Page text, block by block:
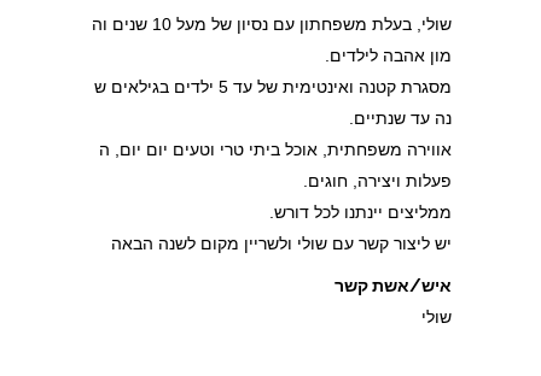
שולי, בעלת משפחתון עם נסיון של מעל 10 שנים וה
מון אהבה לילדים.
מסגרת קטנה ואינטימית של עד 5 ילדים בגילאים ש
נה עד שנתיים.
אווירה משפחתית, אוכל ביתי טרי וטעים יום יום, ה
פעלות ויצירה, חוגים.
ממליצים יינתנו לכל דורש.
יש ליצור קשר עם שולי ולשריין מקום לשנה הבאה
איש/אשת קשר
שולי